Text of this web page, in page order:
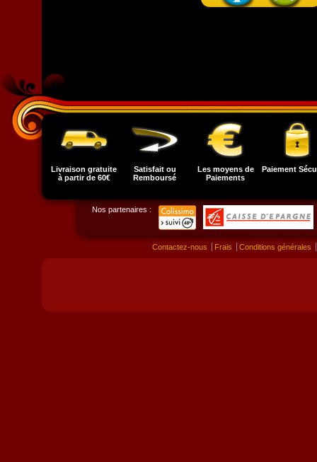
Livraison gratuite
à partir de 60€
Satisfait ou
Remboursé
Les moyens de
Paiements
Paiement
Nos partenaires :
Contactez-nous Frais Conditions générales